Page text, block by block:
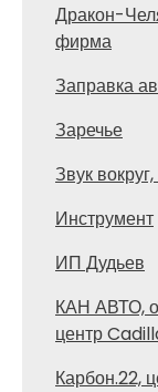
Дракон-
фирма
Заправка
Заречье
Звук
Инструмент
ИП Дудьев
КАН АВТО,
центр
Карбон.22,